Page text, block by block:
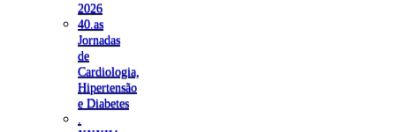
2026
40.as
Jornadas
de
Cardiologia,
Hipertensão
e Diabetes